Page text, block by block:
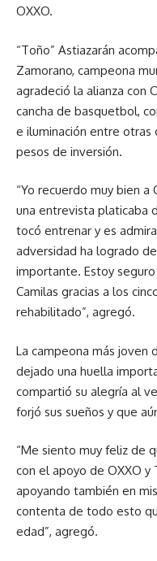
OXXO.
“Toño” Astiazarán
Zamorano, campeona
agradeció la alianza con
cancha de basquetbol,
e iluminación entre otras
pesos de inversión.
“Yo recuerdo muy bien a
una entrevista platicaba
tocó entrenar y es
adversidad ha logrado
importante. Estoy
Camilas gracias a los
rehabilitado”, agregó.
La campeona más joven
dejado una huella
compartió su alegría al
forjó sus sueños y que
“Me siento muy feliz de
con el apoyo de OXXO y
apoyando también en
contenta de todo esto
edad”, agregó.